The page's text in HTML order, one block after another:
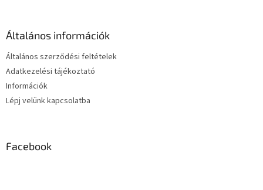
Általános információk
Általános szerződési feltételek
Adatkezelési tájékoztató
Információk
Lépj velünk kapcsolatba
Facebook